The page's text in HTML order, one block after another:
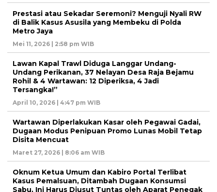
Prestasi atau Sekadar Seremoni? Menguji Nyali RW
di Balik Kasus Asusila yang Membeku di Polda
Metro Jaya
Mei 11, 2026 | 2:58 pm WIB
Lawan Kapal Trawl Diduga Langgar Undang-
Undang Perikanan, 37 Nelayan Desa Raja Bejamu
Rohil & 4 Wartawan: 12 Diperiksa, 4 Jadi
Tersangka!”
April 10, 2026 | 4:47 pm WIB
Wartawan Diperlakukan Kasar oleh Pegawai Gadai,
Dugaan Modus Penipuan Promo Lunas Mobil Tetap
Disita Mencuat
Maret 27, 2026 | 8:06 am WIB
Oknum Ketua Umum dan Kabiro Portal Terlibat
Kasus Pemalsuan, Ditambah Dugaan Konsumsi
Sabu, Ini Harus Diusut Tuntas oleh Aparat Penegak